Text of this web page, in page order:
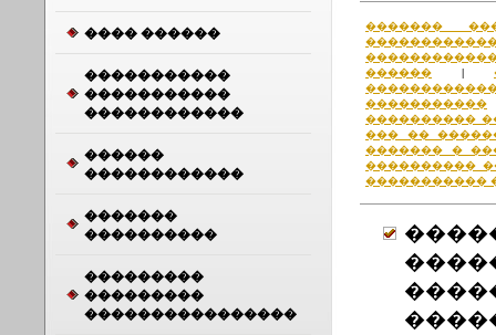
���� ������
�����������
�����������
������������
������
������������
�������
����������
���������
���������
����������������
�������
������
�����������
����������
��� ��
������� �
����������
�����������